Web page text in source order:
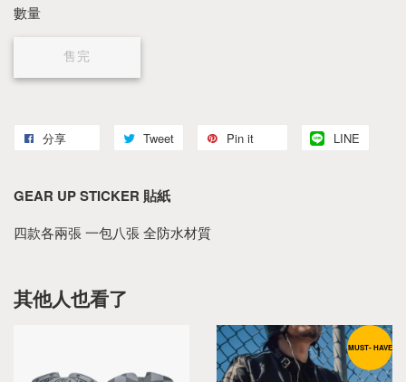
數量
售完
分享 Tweet Pin it LINE
GEAR UP STICKER 貼紙
四款各兩張 一包八張 全防水材質
其他人也看了
MUST- HAVE